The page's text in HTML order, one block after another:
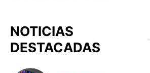
NOTICIAS
DESTACADAS